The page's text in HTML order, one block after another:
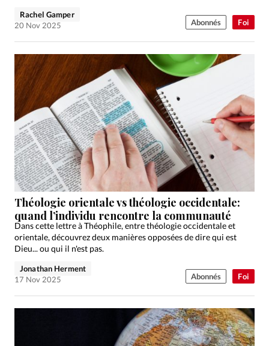
Foi
Rachel Gamper
20 Nov 2025
Abonnés
Foi
Théologie orientale vs théologie occidentale:
quand l’individu rencontre la communauté
Dans cette lettre à Théophile, entre théologie occidentale et
orientale, découvrez deux manières opposées de dire qui est
Dieu... ou qui il n'est pas.
Jonathan Herment
17 Nov 2025
Abonnés